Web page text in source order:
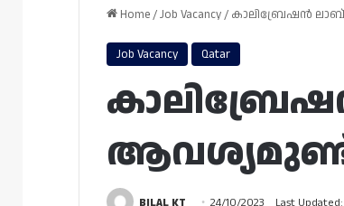
Home/Job Vacancy/ കാലിബ്രേഷൻ
Job Vacancy Qatar